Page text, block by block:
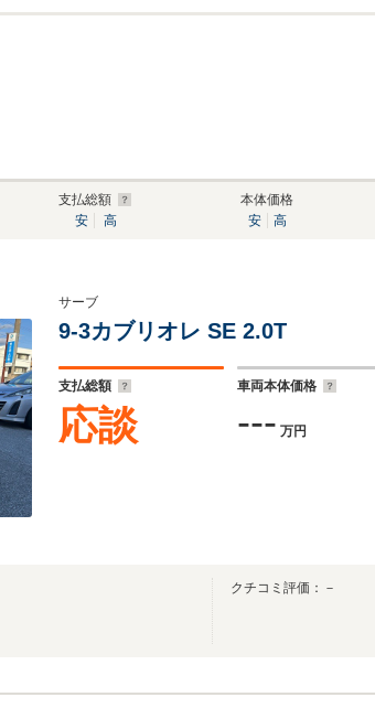
支払総額
安
高
本体価格
安
高
サーブ
9-3カブリオレ SE 2.0T
支払総額
応談
車両本体価格
--- 万円
クチコミ評価：－